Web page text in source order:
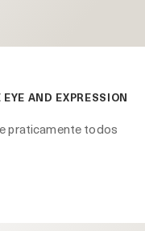
AND EXPRESSION
praticamente todos